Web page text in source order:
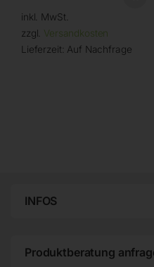
inkl. MwSt.
zzgl. Versandkosten
Lieferzeit: Auf Nachfrage
INFOS
Produktberatung